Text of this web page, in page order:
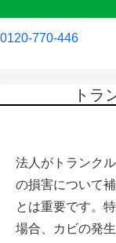
0120-770-446
トラ
法人がトランク
の損害について
とは重要です。
場合、カビの発